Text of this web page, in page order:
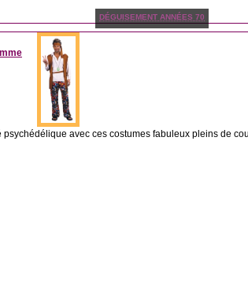
DÉGUISEMENT ANNÉES 70
psychédélique avec ces costumes fabuleux pleins de